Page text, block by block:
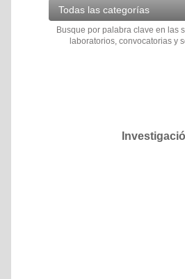
Todas las categorías
Busque por palabra clave en las
laboratorios, convocatorias y